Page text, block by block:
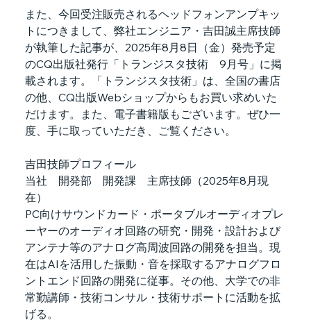
また、今回受注販売されるヘッドフォンアンプキッ
トにつきまして、弊社エンジニア・吉田誠主席技師
が執筆した記事が、2025年8月8日（金）発売予定
のCQ出版社発行「トランジスタ技術　9月号」に掲
載されます。「トランジスタ技術」は、全国の書店
の他、CQ出版Webショップからもお買い求めいた
だけます。また、電子書籍版もございます。ぜひ一
度、手に取っていただき、ご覧ください。
吉田技師プロフィール
当社　開発部　開発課　主席技師（2025年8月現
在）
PC向けサウンドカード・ポータブルオーディオプレ
ーヤーのオーディオ回路の研究・開発・設計および
アンテナ等のアナログ高周波回路の開発を担当。現
在はAIを活用した振動・音を採取するアナログフロ
ントエンド回路の開発に従事。その他、大学での非
常勤講師・技術コンサル・技術サポートに活動を拡
げる。